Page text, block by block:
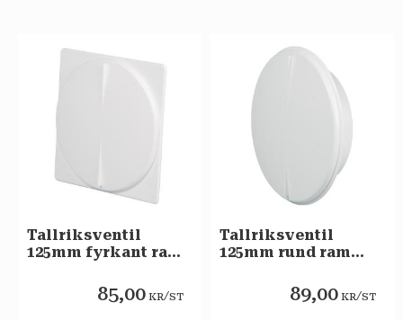
Tallriksventil
125mm fyrkant ram
85,00 KR/ST
Tallriksventil
125mm rund ram
89,00 KR/ST